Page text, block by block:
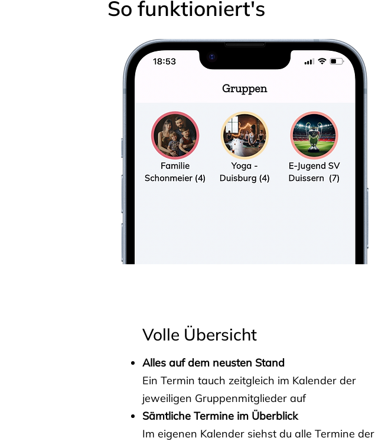
So funktioniert's
Volle Übersicht
Alles auf dem neusten Stand
Ein Termin tauch zeitgleich im Kalender der
jeweiligen Gruppenmitglieder auf
Sämtliche Termine im Überblick
Im eigenen Kalender siehst du alle Termine der